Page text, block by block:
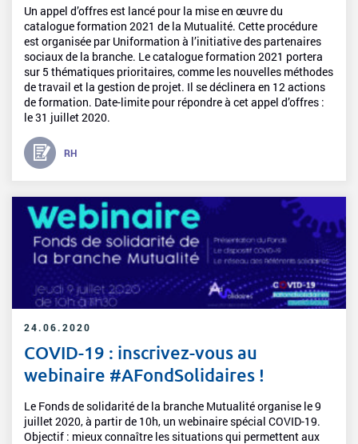
Un appel d’offres est lancé pour la mise en œuvre du
catalogue formation 2021 de la Mutualité. Cette procédure
est organisée par Uniformation à l’initiative des partenaires
sociaux de la branche. Le catalogue formation 2021 portera
sur 5 thématiques prioritaires, comme les nouvelles méthodes
de travail et la gestion de projet. Il se déclinera en 12 actions
de formation. Date-limite pour répondre à cet appel d’offres :
le 31 juillet 2020.
RH
24.06.2020
COVID-19 : inscrivez-vous au
webinaire #AFondSolidaires !
Le Fonds de solidarité de la branche Mutualité organise le 9
juillet 2020, à partir de 10h, un webinaire spécial COVID-19.
Objectif : mieux connaître les situations qui permettent aux